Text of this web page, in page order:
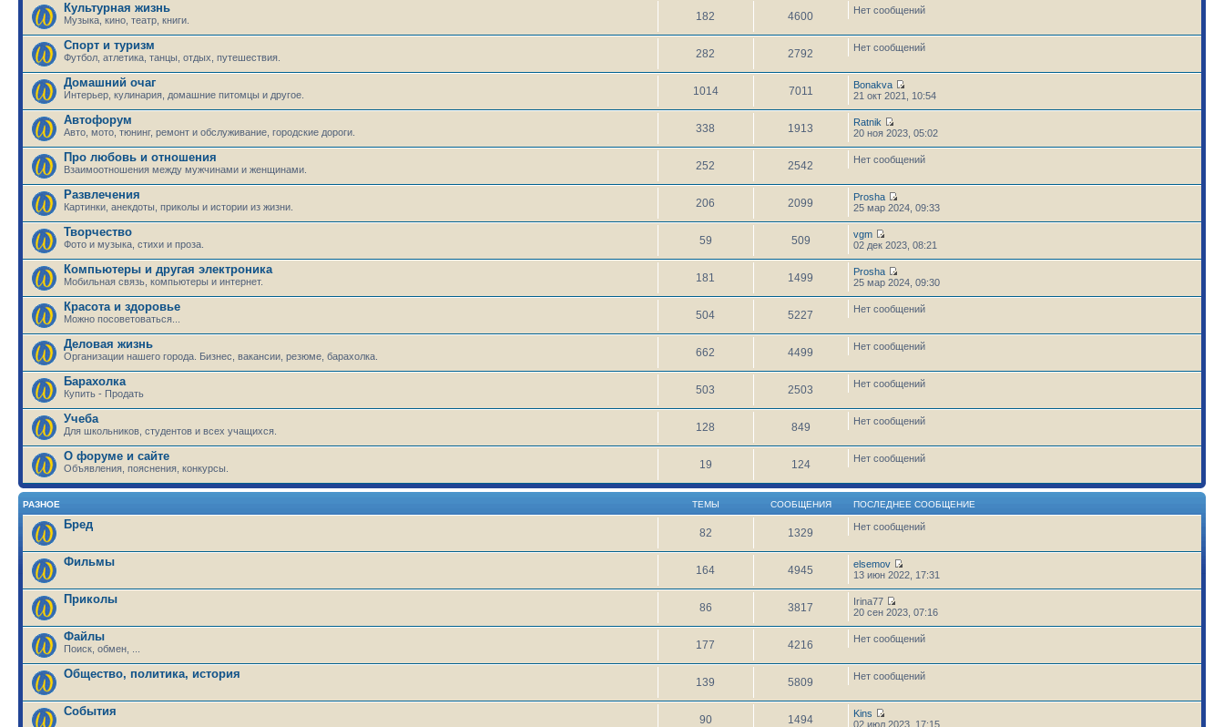
Культурная жизнь
Музыка, кино, театр, книги. 182 4600 Нет сообщений
Спорт и туризм
Футбол, атлетика, танцы, отдых, путешествия. 282 2792 Нет сообщений
Домашний очаг
Интерьер, кулинария, домашние питомцы и другое. 1014 7011
Bonakva
21 окт 2021, 10:54
Автофорум
Авто, мото, тюнинг, ремонт и обслуживание, городские дороги. 338 1913
Ratnik
20 ноя 2023, 05:02
Про любовь и отношения
Взаимоотношения между мужчинами и женщинами. 252 2542 Нет сообщений
Развлечения
Картинки, анекдоты, приколы и истории из жизни. 206 2099
Prosha
25 мар 2024, 09:33
Творчество
Фото и музыка, стихи и проза. 59 509
vgm
02 дек 2023, 08:21
Компьютеры и другая электроника
Мобильная связь, компьютеры и интернет. 181 1499
Prosha
25 мар 2024, 09:30
Красота и здоровье
Можно посоветоваться... 504 5227 Нет сообщений
Деловая жизнь
Организации нашего города. Бизнес, вакансии, резюме, барахолка. 662 4499 Нет сообщений
Барахолка
Купить - Продать 503 2503 Нет сообщений
Учеба
Для школьников, студентов и всех учащихся. 128 849 Нет сообщений
О форуме и сайте
Объявления, пояснения, конкурсы. 19 124 Нет сообщений
РАЗНОЕ ТЕМЫ СООБЩЕНИЯ ПОСЛЕДНЕЕ СООБЩЕНИЕ
Бред
82 1329 Нет сообщений
Фильмы
164 4945
elsemov
13 июн 2022, 17:31
Приколы
86 3817
Irina77
20 сен 2023, 07:16
Файлы
Поиск, обмен, ... 177 4216 Нет сообщений
Общество, политика, история
139 5809 Нет сообщений
События
90 1494
Kins
02 июл 2023, 17:15